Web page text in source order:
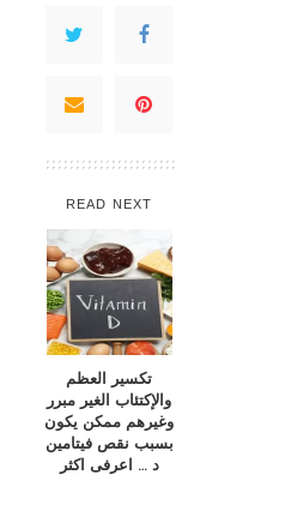
READ NEXT
تكسير العظم
والإكتئاب الغير مبرر
وغيرهم ممكن يكون
بسبب نقص فيتامين
د … اعرفى اكثر